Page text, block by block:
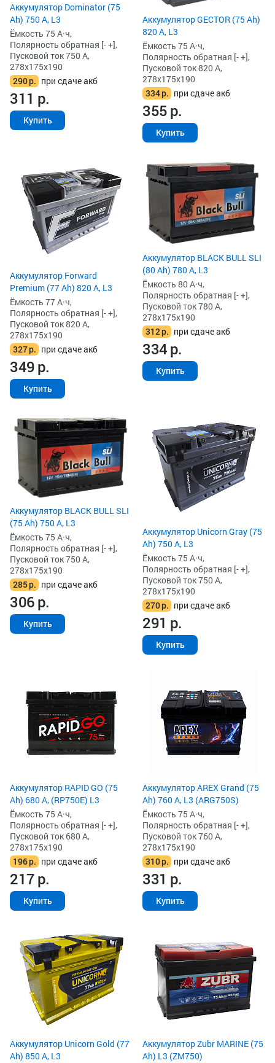
Аккумулятор Dominator (75
Ah) 750 А, L3
Ёмкость 75 А·ч,
Полярность обратная [- +],
Пусковой ток 750 А,
278x175x190
290р. при сдаче акб
311 р.
Купить
Аккумулятор GECTOR (75 Ah)
820 А, L3
Ёмкость 75 А·ч,
Полярность обратная [- +],
Пусковой ток 820 А,
278x175x190
334р. при сдаче акб
355р.
Купить
Аккумулятор Forward
Premium (77 Ah) 820 А, L3
Ёмкость 77 А·ч,
Полярность обратная [- +],
Пусковой ток 820 А,
278x175x190
327р. при сдаче акб
349р.
Купить
Аккумулятор BLACK BULL SLI
(80 Ah) 780 А, L3
Ёмкость 80 А·ч,
Полярность обратная [- +],
Пусковой ток 780 А,
278x175x190
312р. при сдаче акб
334р.
Купить
Аккумулятор BLACK BULL SLI
(75 Ah) 750 А, L3
Ёмкость 75 А·ч,
Полярность обратная [- +],
Пусковой ток 750 А,
278x175x190
285р. при сдаче акб
306р.
Купить
Аккумулятор Unicorn Gray (75
Ah) 750 А, L3
Ёмкость 75 А·ч,
Полярность обратная [- +],
Пусковой ток 750 А,
278x175x190
270р. при сдаче акб
291 р.
Купить
Аккумулятор RAPID GO (75
Ah) 680 А, (RP750E) L3
Ёмкость 75 А·ч,
Полярность обратная [- +],
Пусковой ток 680 А,
278x175x190
196р. при сдаче акб
217р.
Купить
Аккумулятор AREX Grand (75
Ah) 760 А, L3 (ARG750S)
Ёмкость 75 А·ч,
Полярность обратная [- +],
Пусковой ток 760 А,
278x175x190
310р. при сдаче акб
331 р.
Купить
Аккумулятор Unicorn Gold (77
Ah) 850 А, L3
Аккумулятор Zubr MARINE (75
Ah) L3 (ZM750)